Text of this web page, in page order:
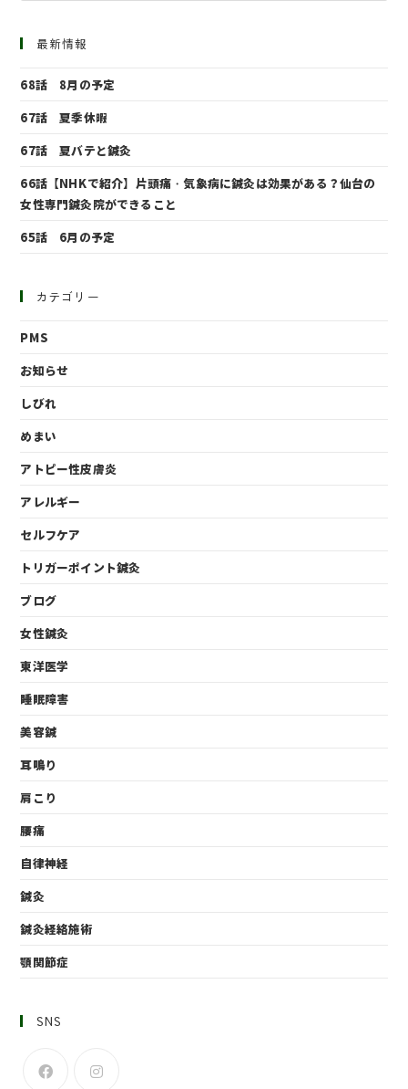
最新情報
68話 8月の予定
67話 夏季休暇
67話 夏バテと鍼灸
66話【NHKで紹介】片頭痛・気象病に鍼灸は効果がある？仙台の
女性専門鍼灸院ができること
65話 6月の予定
カテゴリー
PMS
お知らせ
しびれ
めまい
アトピー性皮膚炎
アレルギー
セルフケア
トリガーポイント鍼灸
ブログ
女性鍼灸
東洋医学
睡眠障害
美容鍼
耳鳴り
肩こり
腰痛
自律神経
鍼灸
鍼灸経絡施術
顎関節症
SNS